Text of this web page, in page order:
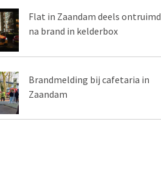
Flat in Zaandam deels ontruimd
na brand in kelderbox
Brandmelding bij cafetaria in
Zaandam